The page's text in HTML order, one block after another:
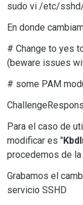
sudo vi /etc/
En donde
# Change to yes
(beware issues
# some PAM
Para el caso de
modificar es "
procedemos de la
Grabamos el
servicio SSHD